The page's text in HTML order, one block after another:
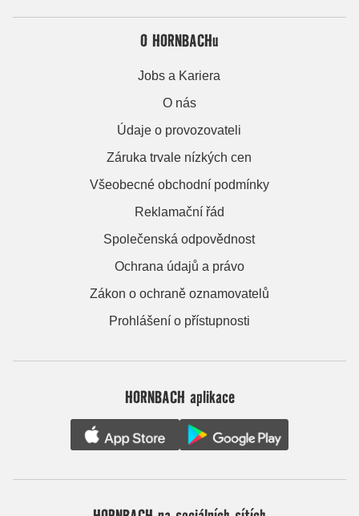
O HORNBACHu
Jobs a Kariera
O nás
Údaje o provozovateli
Záruka trvale nízkých cen
Všeobecné obchodní podmínky
Reklamační řád
Společenská odpovědnost
Ochrana údajů a právo
Zákon o ochraně oznamovatelů
Prohlášení o přístupnosti
HORNBACH aplikace